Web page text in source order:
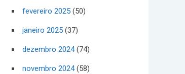
fevereiro 2025 (50)
janeiro 2025 (37)
dezembro 2024(74)
novembro 2024(58)